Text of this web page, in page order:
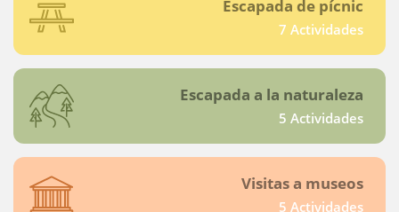
Escapada de pícnic
7 Actividades
Escapada a la naturaleza
5 Actividades
Visitas a museos
5 Actividades